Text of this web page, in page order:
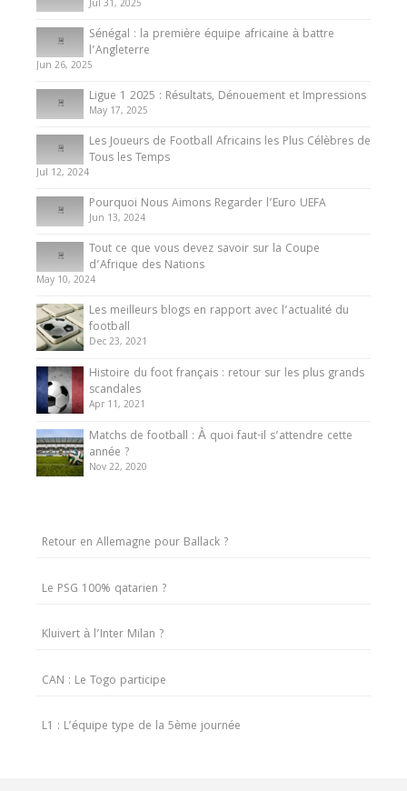
Internationales
Présentation de l’équipe nationale de football
du Cameroun
8 August 2025
Jul 31, 2025
Sénégal : la première équipe africaine à battre
l’Angleterre
Jun 26, 2025
Ligue 1 2025 : Résultats, Dénouement et Impressions
May 17, 2025
Les Joueurs de Football Africains les Plus Célèbres de
Tous les Temps
Jul 12, 2024
Pourquoi Nous Aimons Regarder l’Euro UEFA
Jun 13, 2024
Tout ce que vous devez savoir sur la Coupe
d’Afrique des Nations
May 10, 2024
Les meilleurs blogs en rapport avec l’actualité du
football
Dec 23, 2021
Histoire du foot français : retour sur les plus grands
scandales
Apr 11, 2021
Matchs de football : À quoi faut-il s’attendre cette
année ?
Nov 22, 2020
Retour en Allemagne pour Ballack ?
Le PSG 100% qatarien ?
Kluivert à l’Inter Milan ?
CAN : Le Togo participe
L1 : L’équipe type de la 5ème journée